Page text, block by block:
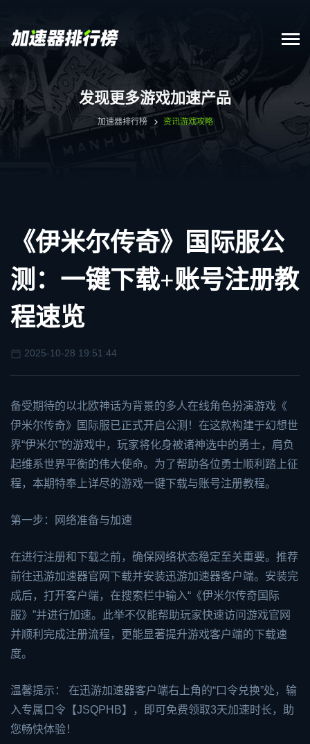
发现更多游戏加速产品
加速器排行榜 资讯游戏攻略
《伊米尔传奇》国际服公
测：一键下载+账号注册教
程速览
2025-10-28 19:51:44
备受期待的以北欧神话为背景的多人在线角色扮演游戏《
伊米尔传奇》国际服已正式开启公测！在这款构建于幻想世
界“伊米尔”的游戏中，玩家将化身被诸神选中的勇士，肩负
起维系世界平衡的伟大使命。为了帮助各位勇士顺利踏上征
程，本期特奉上详尽的游戏一键下载与账号注册教程。
第一步：网络准备与加速
在进行注册和下载之前，确保网络状态稳定至关重要。推荐
前往迅游加速器官网下载并安装迅游加速器客户端。安装完
成后，打开客户端，在搜索栏中输入“《伊米尔传奇国际
服》”并进行加速。此举不仅能帮助玩家快速访问游戏官网
并顺利完成注册流程，更能显著提升游戏客户端的下载速
度。
温馨提示： 在迅游加速器客户端右上角的“口令兑换”处，输
入专属口令【JSQPHB】，即可免费领取3天加速时长，助
您畅快体验！